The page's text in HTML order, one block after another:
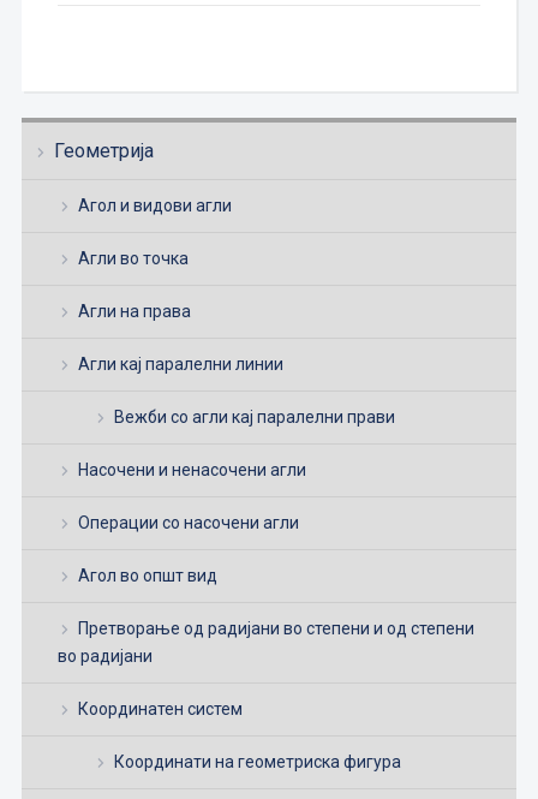
Геометрија
Агол и видови агли
Агли во точка
Агли на права
Агли кај паралелни линии
Вежби со агли кај паралелни прави
Насочени и ненасочени агли
Операции со насочени агли
Агол во општ вид
Претворање од радијани во степени и од степени
во радијани
Координатен систем
Координати на геометриска фигура